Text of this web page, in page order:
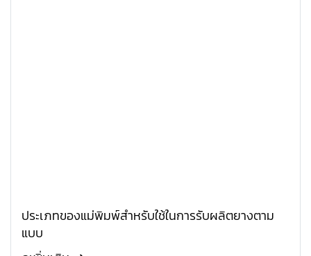
ประเภทของแม่พิมพ์สำหรับใช้ในการรับผลิตยางตาม
แบบ